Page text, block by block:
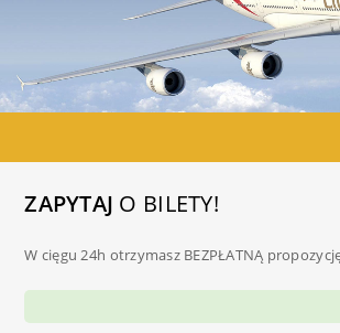
ZAPYTAJ O BILETY!
W cięgu 24h otrzymasz BEZPŁATNĄ